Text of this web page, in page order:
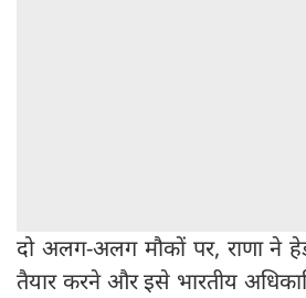
दो अलग-अलग मौकों पर, राणा ने
तैयार करने और इसे भारतीय